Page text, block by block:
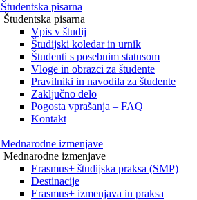
Študentska pisarna
Študentska pisarna
Vpis v študij
Študijski koledar in urnik
Študenti s posebnim statusom
Vloge in obrazci za študente
Pravilniki in navodila za študente
Zaključno delo
Pogosta vprašanja – FAQ
Kontakt
Mednarodne izmenjave
Mednarodne izmenjave
Erasmus+ študijska praksa (SMP)
Destinacije
Erasmus+ izmenjava in praksa